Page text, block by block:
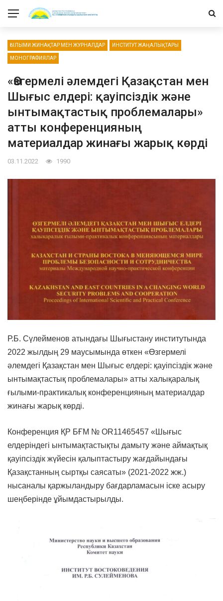
ҒЫЛЫМИ ЖИНАҚТАР МЕН ЖУРНАЛДАР ИНСТИТУТ ЖАҢАЛЫҚТАРЫ
МОНОГРАФИЯЛАР
«Өзгермелі әлемдегі Қазақстан мен
Шығыс елдері: қауіпсіздік және
ынтымақтастық проблемалары»
атты конференцияның
материалдар жинағы жарық көрді
03.11.2022 1990
Р.Б. Сүлейменов атындағы Шығыстану институтында
2022 жылдың 29 маусымында өткен «Өзгермелі
әлемдегі Қазақстан мен Шығыс елдері: қауіпсіздік және
ынтымақтастық проблемалары» атты халықаралық
ғылыми-практикалық конференцияның материалдар
жинағы жарық көрді.
Конференция ҚР БҒМ № OR11465457 «Шығыс
елдеріндегі ынтымақтастықты дамыту және аймақтық
қауіпсіздік жүйесін қалыптастыру жағдайындағы
Қазақстанның сыртқы саясаты» (2021-2022 жж.)
нысаналы қаржыландыру бағдарламасын іске асыру
шеңберінде ұйымдастырылды.